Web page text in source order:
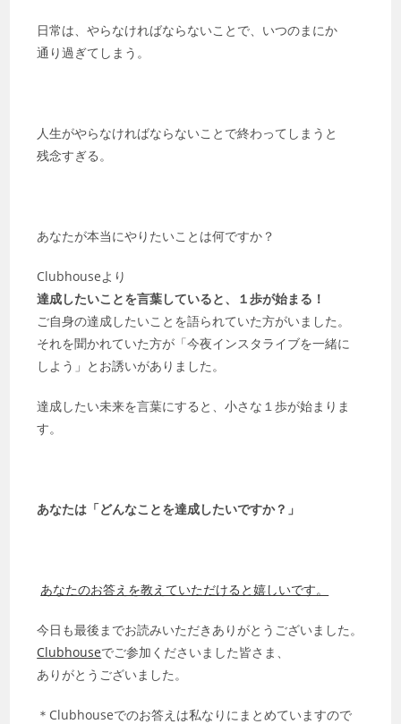
日常は、やらなければならないことで、いつのまにか
通り過ぎてしまう。
人生がやらなければならないことで終わってしまうと
残念すぎる。
あなたが本当にやりたいことは何ですか？
Clubhouseより
達成したいことを言葉していると、１歩が始まる！
ご自身の達成したいことを語られていた方がいました。
それを聞かれていた方が「今夜インスタライブを一緒に
しよう」とお誘いがありました。
達成したい未来を言葉にすると、小さな１歩が始まりま
す。
あなたは「どんなことを達成したいですか？」
あなたのお答えを教えていただけると嬉しいです。
今日も最後までお読みいただきありがとうございました。
Clubhouseでご参加くださいました皆さま、
ありがとうございました。
＊Clubhouseでのお答えは私なりにまとめていますので